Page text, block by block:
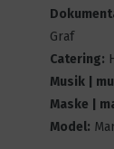
Graf
Catering:
Musik |
Maske |
Model: